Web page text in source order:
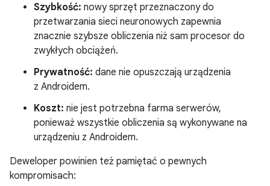
Szybkość: nowy sprzęt przeznaczony do
przetwarzania sieci neuronowych zapewnia
znacznie szybsze obliczenia niż sam procesor do
zwykłych obciążeń.
Prywatność: dane nie opuszczają urządzenia
z Androidem.
Koszt: nie jest potrzebna farma serwerów,
ponieważ wszystkie obliczenia są wykonywane na
urządzeniu z Androidem.
Deweloper powinien też pamiętać o pewnych
kompromisach: